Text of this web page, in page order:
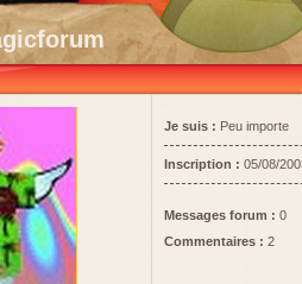
Je suis : Peu importe
Inscription : 05/08/
Messages forum : 0
Commentaires : 2